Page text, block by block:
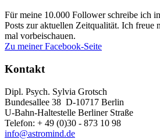
Für meine 10.000 Follower schreibe ich
Posts zur aktuellen Zeitqualität. Ich freue
mal vorbeischauen.
Zu meiner Facebook-Seite
Kontakt
Dipl. Psych. Sylvia Grotsch
Bundesallee 38 D-10717 Berlin
U-Bahn-Haltestelle Berliner Straße
Telefon: + 49 (0)30 - 873 10 98
info@astromind.de